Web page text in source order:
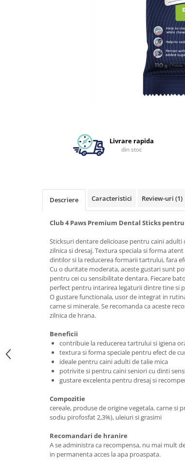
Livrare rapida
din stoc
Descriere Caracteristici Review-uri (1)
Club 4 Paws Premium Dental Sticks
Sticksuri dentare delicioase pentru caini
zilnica si dresaj. Textura speciala si forma
dintilor si la reducerea formarii tartrului, fara
Cu o duritate moderata, aceste gustari sunt
pentru cei cu sensibilitate dentara. Fiecare
perfect pentru intarirea legaturii dintre tine si
O gustare functionala, usor de integrat in
carne si minerale. Se recomanda ca aceste
zilnica de hrana.
Beneficii
contribuie la reducerea tartrului si igiena
textura si forma speciale pentru efect de
ideale pentru caini adulti de talie mica
potrivite si pentru caini seniori cu dinti
gustare excelenta pentru dresaj si
Compozitie
cereale, produse de origine vegetala, carne si
sodiu pirofosfat 2,3%), uleiuri si grasimi
Recomandari de hranire
A se administra ca recompensa, nu mai mult
in permanenta acces la apa proaspata.